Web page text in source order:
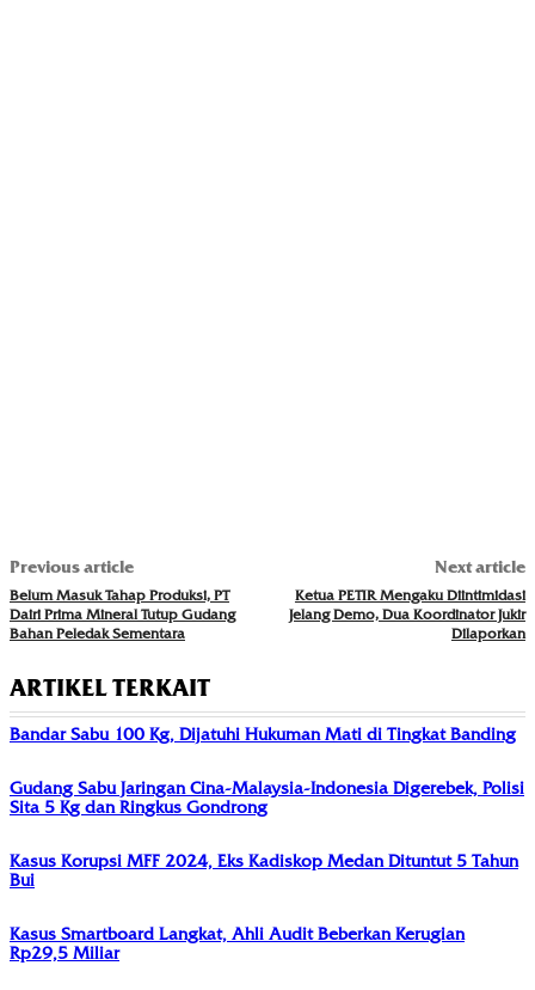
Previous article
Belum Masuk Tahap Produksi, PT
Dairi Prima Mineral Tutup Gudang
Bahan Peledak Sementara
Next article
Ketua PETIR Mengaku Diintimidasi
Jelang Demo, Dua Koordinator Jukir
Dilaporkan
ARTIKEL TERKAIT
Bandar Sabu 100 Kg, Dijatuhi Hukuman Mati di Tingkat Banding
Gudang Sabu Jaringan Cina-Malaysia-Indonesia Digerebek, Polisi
Sita 5 Kg dan Ringkus Gondrong
Kasus Korupsi MFF 2024, Eks Kadiskop Medan Dituntut 5 Tahun
Bui
Kasus Smartboard Langkat, Ahli Audit Beberkan Kerugian
Rp29,5 Miliar